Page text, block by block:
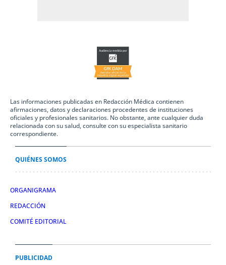
Las informaciones publicadas en Redacción Médica contienen
afirmaciones, datos y declaraciones procedentes de instituciones
oficiales y profesionales sanitarios. No obstante, ante cualquier duda
relacionada con su salud, consulte con su especialista sanitario
correspondiente.
QUIÉNES SOMOS
ORGANIGRAMA
REDACCIÓN
COMITÉ EDITORIAL
PUBLICIDAD